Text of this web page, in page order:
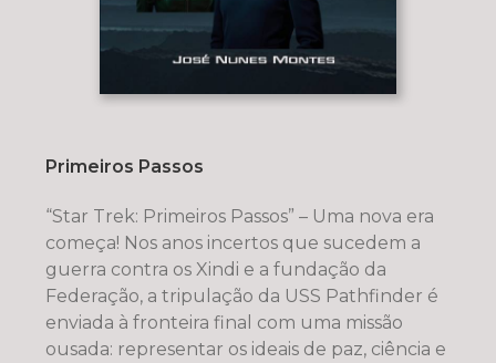
Primeiros Passos
“Star Trek: Primeiros Passos” – Uma nova era
começa! Nos anos incertos que sucedem a
guerra contra os Xindi e a fundação da
Federação, a tripulação da USS Pathfinder é
enviada à fronteira final com uma missão
ousada: representar os ideais de paz, ciência e